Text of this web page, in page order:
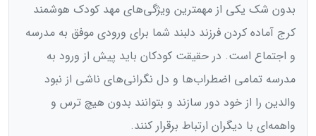
بدون شک یکی از مهمترین ویژگی‌های مهد کودک هوشمند
کرج آماده کردن فرزند دلبند شما برای ورودی موفق به مدرسه
و اجتماع است. در حقیقت کودکان باید پیش از ورود به
مدرسه تمامی اضطراب‌ها و دل نگرانی‌های ناشی از نبود
والدین را از خود دور سازند و بتوانند بدون هیچ ترس و
واهمه‌ای با دیگران ارتباط برقرار کنند.